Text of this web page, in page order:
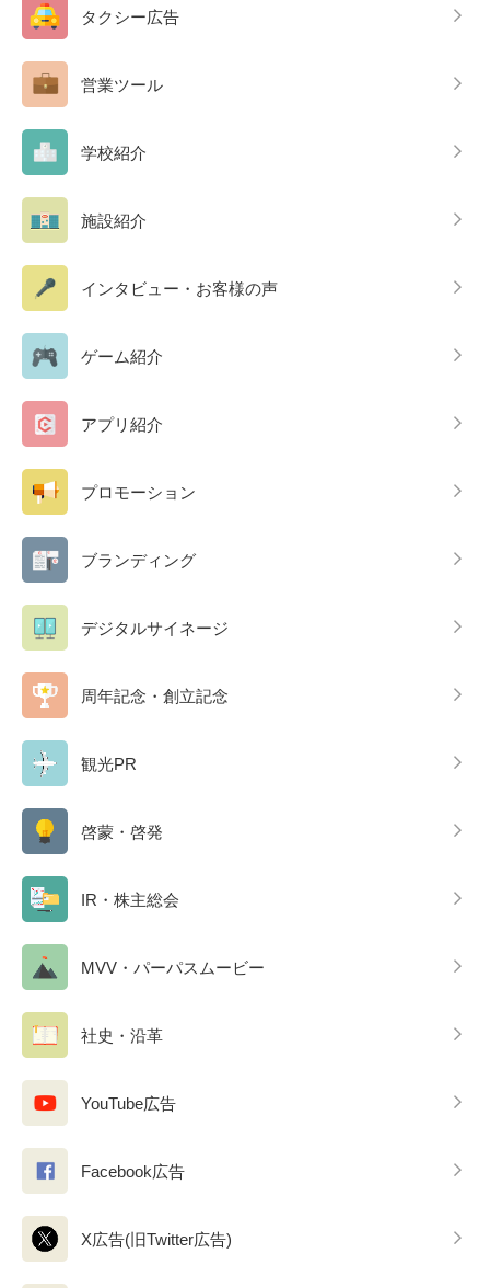
タクシー広告
営業ツール
学校紹介
施設紹介
インタビュー・お客様の声
ゲーム紹介
アプリ紹介
プロモーション
ブランディング
デジタルサイネージ
周年記念・創立記念
観光PR
啓蒙・啓発
IR・株主総会
MVV・パーパスムービー
社史・沿革
YouTube広告
Facebook広告
X広告(旧Twitter広告)